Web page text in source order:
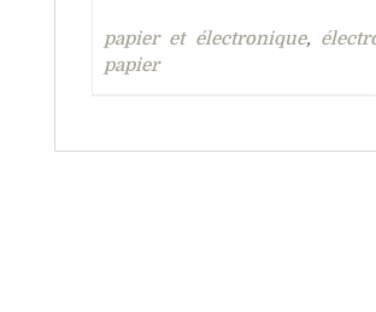
papier et électronique,
papier